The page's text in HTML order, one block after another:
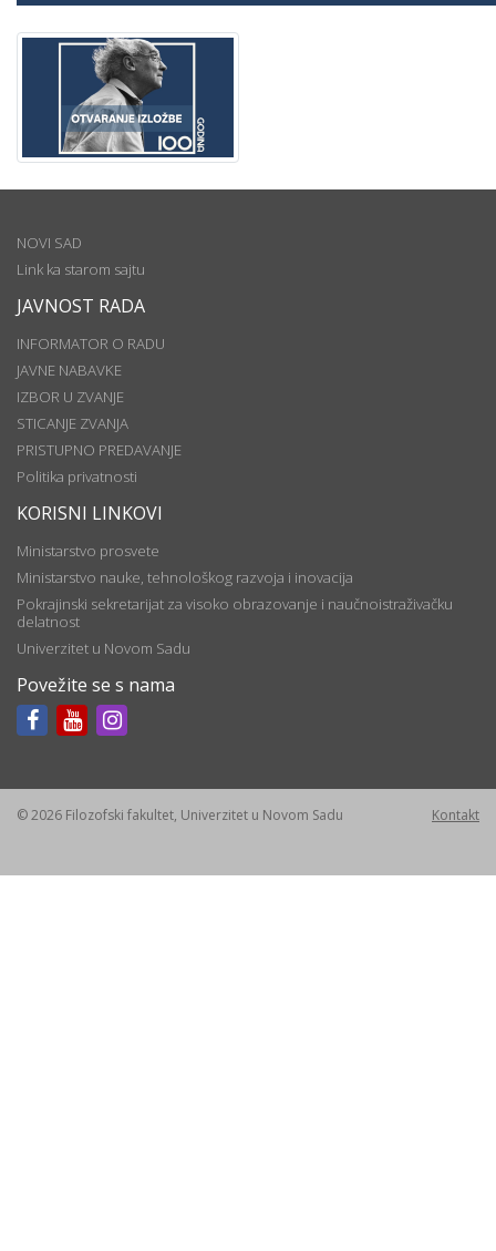
NOVI SAD
Link ka starom sajtu
JAVNOST RADA
INFORMATOR O RADU
JAVNE NABAVKE
IZBOR U ZVANJE
STICANJE ZVANJA
PRISTUPNO PREDAVANJE
Politika privatnosti
KORISNI LINKOVI
Ministarstvo prosvete
Ministarstvo nauke, tehnološkog razvoja i inovacija
Pokrajinski sekretarijat za visoko obrazovanje i naučnoistraživačku
delatnost
Univerzitet u Novom Sadu
Povežite se s nama
© 2026 Filozofski fakultet, Univerzitet u Novom Sadu Kontakt